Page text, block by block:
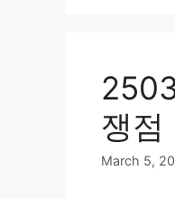
쟁점
March 5,